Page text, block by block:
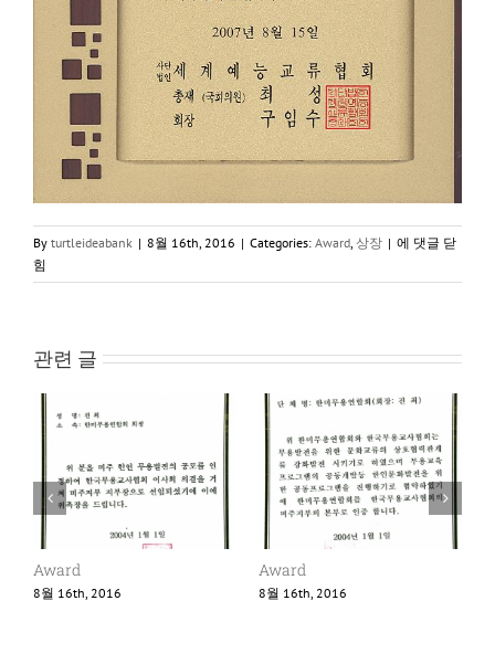
By turtleideabank | 8월 16th, 2016 | Categories: Award 상장 | Award
에 댓글 닫
힘
관련 글
Award
8월 16th, 2016
Award
8월 16th, 2016